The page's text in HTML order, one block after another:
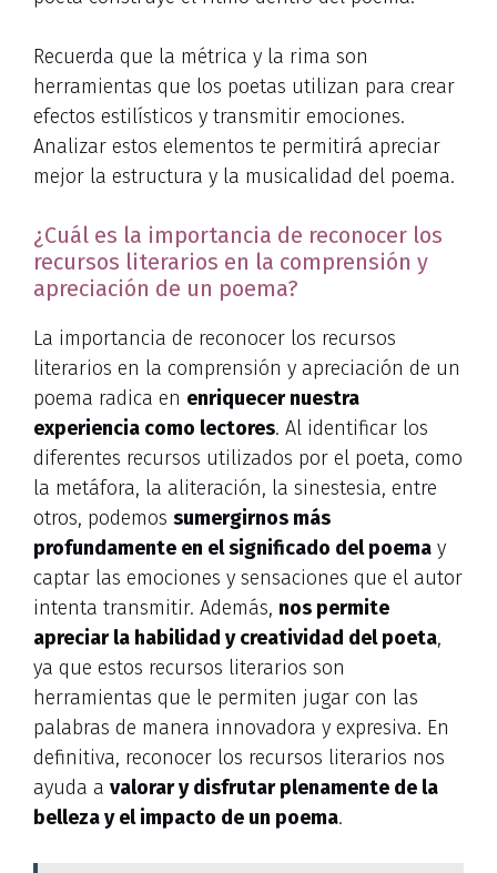
Recuerda que la métrica y la rima son
herramientas que los poetas utilizan para crear
efectos estilísticos y transmitir emociones.
Analizar estos elementos te permitirá apreciar
mejor la estructura y la musicalidad del poema.
¿Cuál es la importancia de reconocer los
recursos literarios en la comprensión y
apreciación de un poema?
La importancia de reconocer los recursos
literarios en la comprensión y apreciación de un
poema radica en enriquecer nuestra
experiencia como lectores. Al identificar los
diferentes recursos utilizados por el poeta, como
la metáfora, la aliteración, la sinestesia, entre
otros, podemos sumergirnos más
profundamente en el significado del poema y
captar las emociones y sensaciones que el autor
intenta transmitir. Además, nos permite
apreciar la habilidad y creatividad del poeta,
ya que estos recursos literarios son
herramientas que le permiten jugar con las
palabras de manera innovadora y expresiva. En
definitiva, reconocer los recursos literarios nos
ayuda a valorar y disfrutar plenamente de la
belleza y el impacto de un poema.